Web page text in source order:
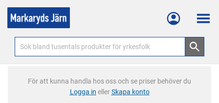
Meny
För att kunna handla hos oss och se priser behöver du
Logga in ellerSkapa konto